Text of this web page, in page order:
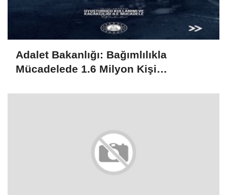
Adalet Bakanlığı: Bağımlılıkla
Mücadelede 1.6 Milyon Kişi